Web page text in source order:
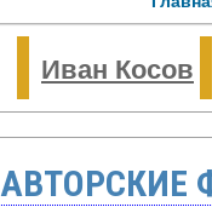
Иван Косов
АВТОРСКИЕ